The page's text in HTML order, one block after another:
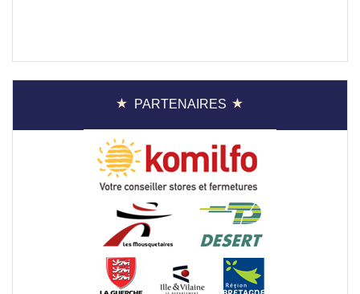
PARTENAIRES